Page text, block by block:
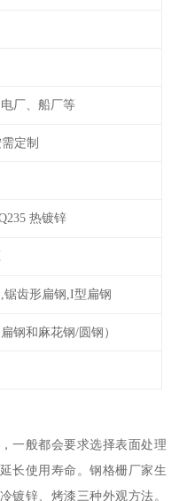
厂、船厂等
定制
热镀锌
锯齿形扁钢,I型扁钢
钢和麻花钢/圆钢）
一般都会要求选择表面处理
长使用寿命。钢格栅厂家生
镀锌、烤漆三种外观方法。